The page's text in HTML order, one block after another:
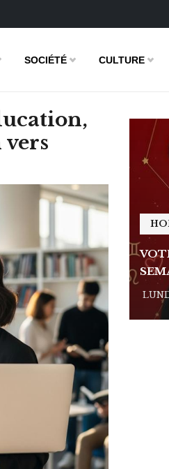
SOCIÉTÉ CULTURE
LOVE DE LA
2026 - 11:09